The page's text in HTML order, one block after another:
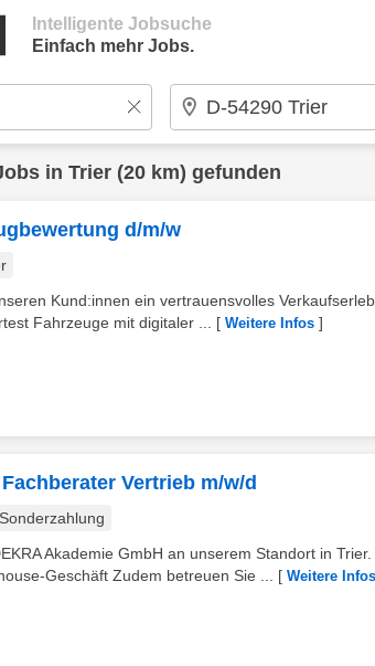
Intelligente Jobsuche
Einfach mehr Jobs.
in Trier (20 km) gefunden
d/m/w
Kund:innen ein vertrauensvolles
Fahrzeuge mit digitaler ...
[ Weitere Infos ]
Vertrieb m/w/d
Sonderzahlung
Akademie GmbH an unserem Standort in
Geschäft Zudem betreuen Sie ...
[ Weitere Infos